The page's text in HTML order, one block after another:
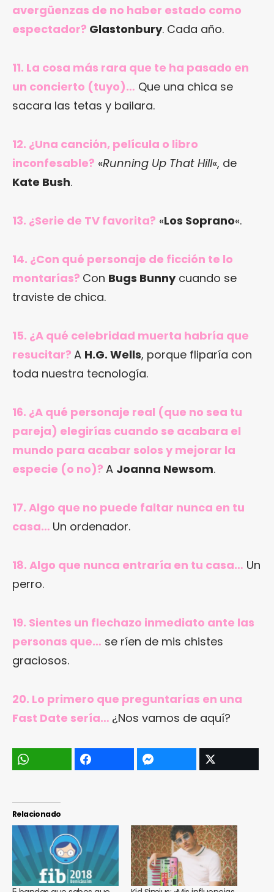
avergüenzas de no haber estado como
espectador? Glastonbury. Cada año.
11. La cosa más rara que te ha pasado en
un concierto (tuyo)… Que una chica se
sacara las tetas y bailara.
12. ¿Una canción, película o libro
inconfesable? «Running Up That Hill«, de
Kate Bush.
13. ¿Serie de TV favorita? «Los Soprano«.
14. ¿Con qué personaje de ficción te lo
montarías? Con Bugs Bunnycuando se
traviste de chica.
15. ¿A qué celebridad muerta habría que
resucitar? A H.G. Wells, porque fliparía con
toda nuestra tecnología.
16. ¿A qué personaje real (que no sea tu
pareja) elegirías cuando se acabara el
mundo para acabar solos y mejorar la
especie (o no)? A Joanna Newsom.
17. Algo que no puede faltar nunca en tu
casa… Un ordenador.
18. Algo que nunca entraría en tu casa… Un
perro.
19. Sientes un flechazo inmediato ante las
personas que… se ríen de mis chistes
graciosos.
20. Lo primero que preguntarías en una
Fast Date sería… ¿Nos vamos de aquí?
Relacionado